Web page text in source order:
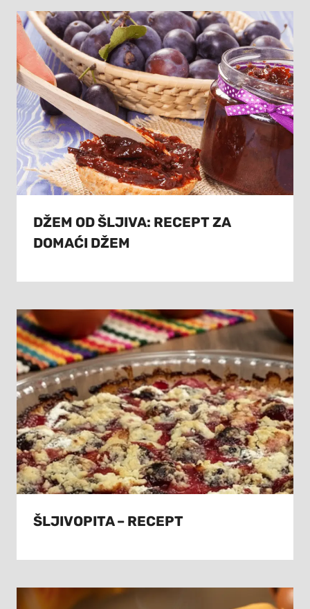
DŽEM OD ŠLJIVA: RECEPT ZA
DOMAĆI DŽEM
ŠLJIVOPITA – RECEPT